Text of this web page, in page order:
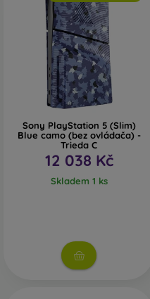
Sony PlayStation 5 (Slim)
Blue camo (bez ovládača) -
Trieda C
12 038 Kč
Skladem 1 ks